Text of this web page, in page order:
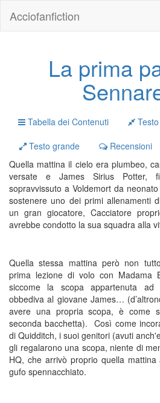
Acciofanfiction
La prima
Tabella dei Contenuti
Testo grande
Recensioni
Quella mattina il cielo era plumbeo,
versate e James Sirius Potter,
sopravvissuto a Voldemort da
sostenere uno dei primi allenamenti
un gran giocatore, Cacciatore
avrebbe condotto la sua squadra alla
Quella stessa mattina però non
prima lezione di volo con Madama
siccome la scopa appartenuta ad
obbediva al giovane James…
avere una propria scopa, è come
seconda bacchetta). Così come
di Quidditch, i suoi genitori (avuti
gli regalarono una scopa, niente di
HQ, che arrivò proprio quella
gufo spennacchiato.